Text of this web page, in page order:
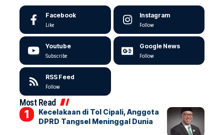
Facebook
Like
Instagram
Follow
Youtube
Subscribe
Google News
Follow
RSS Feed
Follow
Most Read
Kecelakaan di Tol Cipali, Anggota
DPRD Tangsel Meninggal Dunia